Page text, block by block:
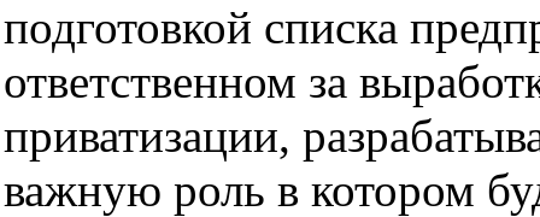
подготовкой списка
ответственном за
приватизации,
важную роль в котором